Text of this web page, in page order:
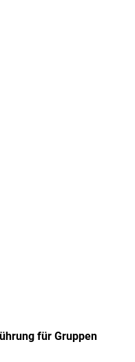
für Gruppen